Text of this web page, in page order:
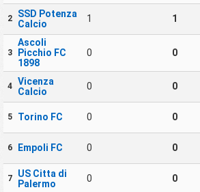
2
SSD Potenza
Calcio
1 1
3
Ascoli
Picchio FC
1898
0 0
4
Vicenza
Calcio
0 0
5 Torino FC 0 0
6 Empoli FC 0 0
7
US Citta di
Palermo
0 0